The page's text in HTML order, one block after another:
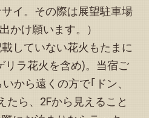
事を２つ掲載しました
予約可能日（カレンダー10
８月カレンダーに予約不可
イ。その際は展望駐車場
かけ願います。）
していない花火もたまに
リラ花火を含め)。当宿ご
から遠くの方で｢ドン、
たら、2Fから見えること